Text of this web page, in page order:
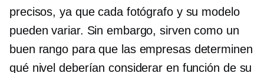
precisos, ya que cada fotógrafo y su modelo
pueden variar. Sin embargo, sirven como un
buen rango para que las empresas determinen
qué nivel deberían considerar en función de su